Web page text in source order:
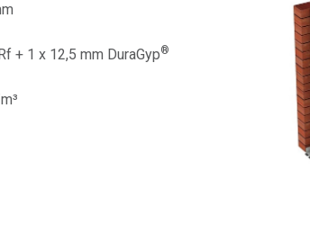
+ 1 x 12,5 mm DuraGyp®